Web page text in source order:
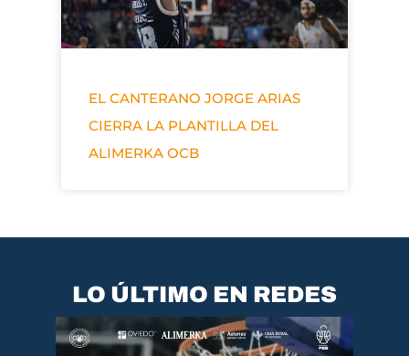
EL CANTERANO JORGE ARIAS
CIERRA LA PLANTILLA DEL
ALIMERKA OCB
LO ÚLTIMO EN REDES